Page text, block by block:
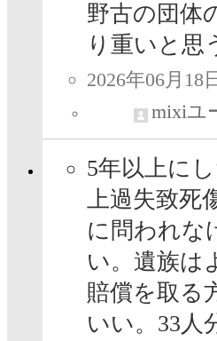
野古の団体
り重いと思
2026年06月18
mixiユ
5年以上に
上過失致死
に問われな
い。遺族は
賠償を取る
いい。33人